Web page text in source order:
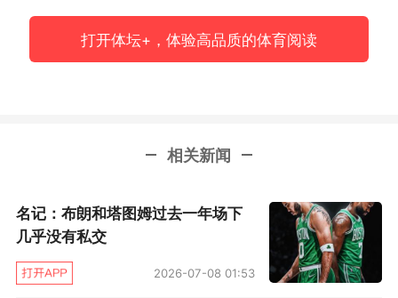
起了嘴仗。在一片蓝色、橙色和白色球衣组成的
海洋中零星的绿军球衣显得格外扎眼。身处客场
边纽约人的一阵阵嘘声。球场内2万余件印
所有人都期待着这支球队在主场再创奇迹。
开局在几个气势如虹的好球后，尼克斯的运气稍
稍差了一点，不少很好的得分机会皮球都涮筐而
打开体坛+，体验高品质的体育阅读
相关新闻
名记：布朗和塔图姆过去一年场下
几乎没有私交
2026-07-08 01:53